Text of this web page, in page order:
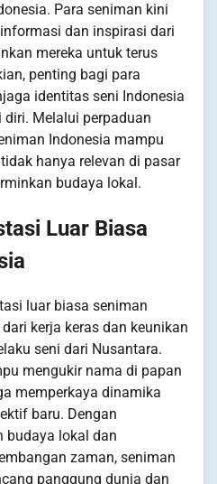
Para seniman kini
dan inspirasi dari
mereka untuk terus
penting bagi para
identitas seni Indonesia
Melalui perpaduan
Indonesia mampu
hanya relevan di pasar
budaya lokal.
Luar Biasa
luar biasa seniman
kerja keras dan keunikan
seni dari Nusantara.
mengukir nama di papan
memperkaya dinamika
baru. Dengan
budaya lokal dan
zaman, seniman
panggung dunia dan